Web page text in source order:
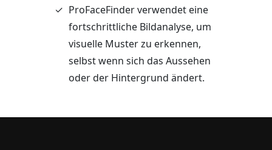
ProFaceFinder verwendet eine
fortschrittliche Bildanalyse, um
visuelle Muster zu erkennen,
selbst wenn sich das Aussehen
oder der Hintergrund ändert.